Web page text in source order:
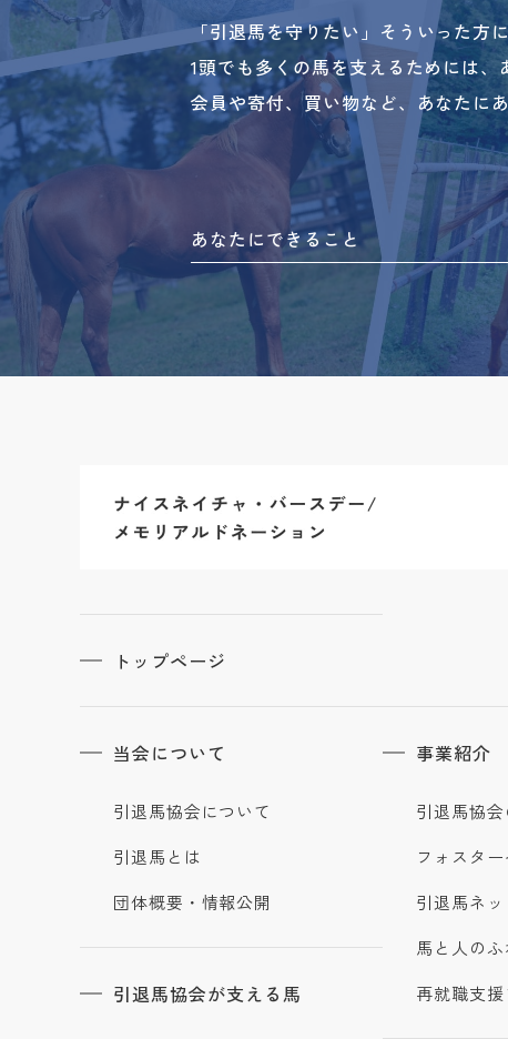
「引退馬を守りたい」そういった方
1頭でも多くの馬を支えるためには、
会員や寄付、買い物など、あなたに
あなたにできること
トップページ
当会について
引退馬協会について
引退馬とは
団体概要・情報公開
引退馬協会が支える馬
事業紹介
引退馬協会
フォスタ
引退馬ネッ
馬と人の
再就職支